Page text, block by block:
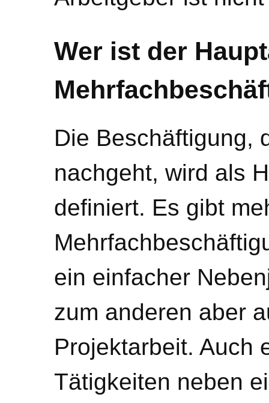
Wer ist der
Die Beschäftigung,
nachgeht, wird als
definiert. Es gibt
ein einfacher
zum anderen aber
Projektarbeit. Auch
Tätigkeiten neben